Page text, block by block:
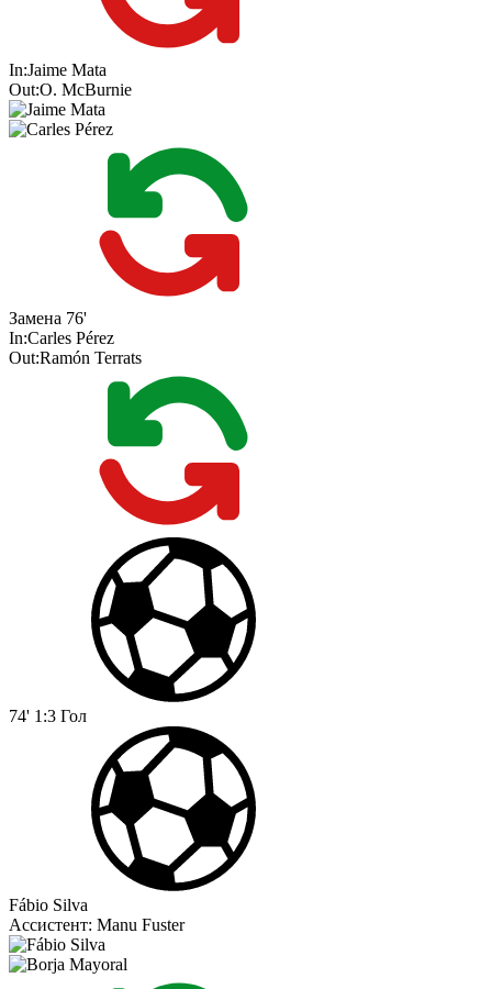
In:Jaime Mata
Out:O. McBurnie
Замена 76'
In:Carles Pérez
Out:Ramón Terrats
74' 1:3 Гол
Fábio Silva
Ассистент: Manu Fuster